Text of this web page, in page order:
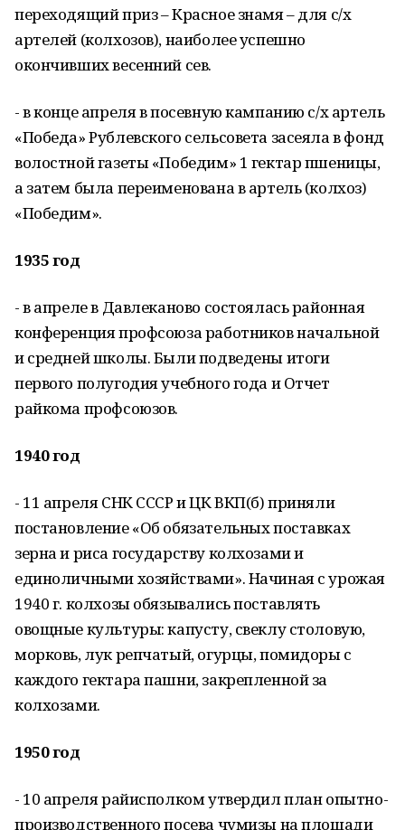
переходящий приз – Красное знамя – для с/х
артелей (колхозов), наиболее успешно
окончивших весенний сев.
- в конце апреля в посевную кампанию с/х артель
«Победа» Рублевского сельсовета засеяла в фонд
волостной газеты «Победим» 1 гектар пшеницы,
а затем была переименована в артель (колхоз)
«Победим».
1935 год
- в апреле в Давлеканово состоялась районная
конференция профсоюза работников начальной
и средней школы. Были подведены итоги
первого полугодия учебного года и Отчет
райкома профсоюзов.
1940 год
- 11 апреля СНК СССР и ЦК ВКП(б) приняли
постановление «Об обязательных поставках
зерна и риса государству колхозами и
единоличными хозяйствами». Начиная с урожая
1940 г. колхозы обязывались поставлять
овощные культуры: капусту, свеклу столовую,
морковь, лук репчатый, огурцы, помидоры с
каждого гектара пашни, закрепленной за
колхозами.
1950 год
- 10 апреля райисполком утвердил план опытно-
производственного посева чумизы на площади